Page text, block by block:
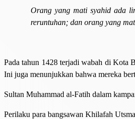
Orang yang mati syahid ada
reruntuhan; dan orang yang
Pada tahun 1428 terjadi wabah di Kota
Ini juga menunjukkan bahwa mereka
Sultan Muhammad al-Fatih dalam
Perilaku para bangsawan Khilafah